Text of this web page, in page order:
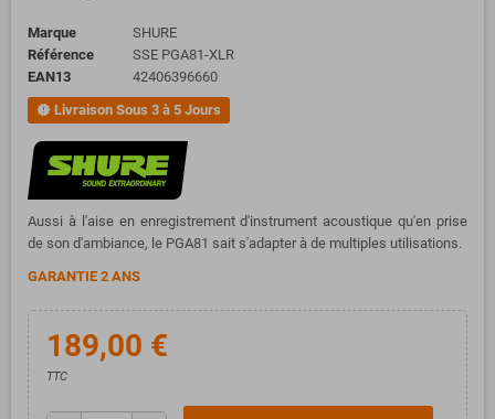
Marque
SHURE
Référence
SSE PGA81-XLR
EAN13
42406396660
new_releases Livraison Sous 3 à 5 Jours
Aussi à l'aise en enregistrement d'instrument acoustique qu'en prise
de son d'ambiance, le PGA81 sait s'adapter à de multiples utilisations.
GARANTIE 2 ANS
189,00 €
TTC